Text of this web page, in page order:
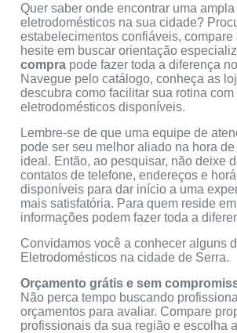
Quer saber onde encontrar uma
eletrodomésticos na sua cidade?
estabelecimentos confiáveis, compare
hesite em buscar orientação
compra pode fazer toda a diferença
Navegue pelo catálogo, conheça as
descubra como facilitar sua rotina
eletrodomésticos disponíveis.
Lembre-se de que uma equipe de
pode ser seu melhor aliado na hora
ideal. Então, ao pesquisar, não deixe
contatos de telefone, endereços e
disponíveis para dar início a uma
mais satisfatória. Para quem reside
informações podem fazer toda a
Convidamos você a conhecer alguns
Eletrodomésticos na cidade de Serra.
Orçamento grátis e sem
Não perca tempo buscando
orçamentos para avaliar. Compare
profissionais da sua região e escolha